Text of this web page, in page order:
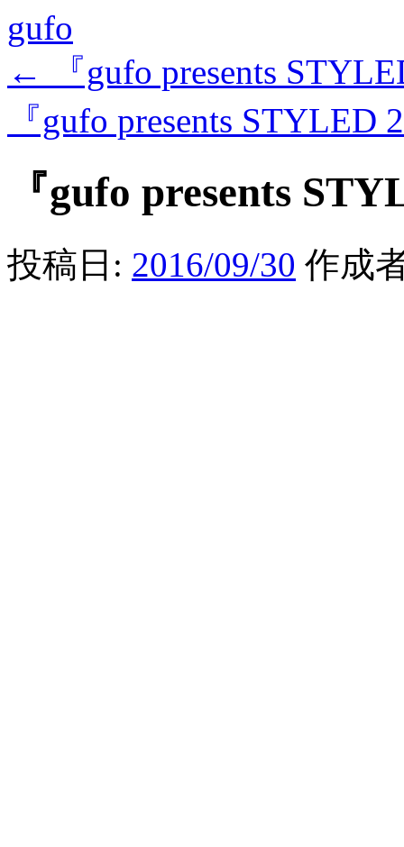
gufo
←
『gufo presents
『gufo presents STYLED
『gufo presents
投稿日: 2016/09/30 作成